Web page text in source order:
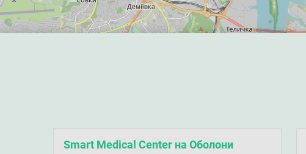
Smart Medical Center на Оболони